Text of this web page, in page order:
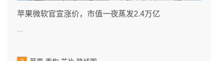
苹果微软官宣涨价，市值一夜蒸发2.4万亿